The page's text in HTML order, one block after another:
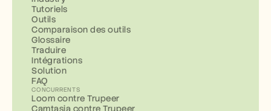
Tutoriels
Outils
Comparaison des outils
Glossaire
Traduire
Intégrations
Solution
FAQ
CONCURRENTS
Loom contre Trupeer
Camtasia contre Trupeer